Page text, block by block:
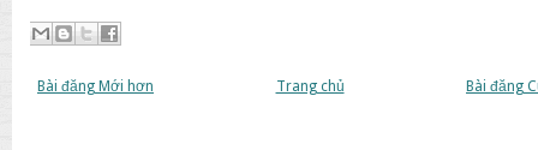
Bài đăng Mới hơn Bài đăng
Trang chủ